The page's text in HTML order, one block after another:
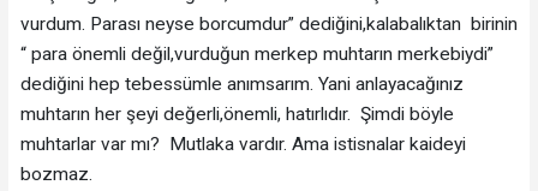
vurdum. Parası neyse borcumdur” dediğini,kalabalıktan birinin
“ para önemli değil,vurduğun merkep muhtarın merkebiydi”
dediğini hep tebessümle anımsarım. Yani anlayacağınız
muhtarın her şeyi değerli,önemli, hatırlıdır. Şimdi böyle
muhtarlar var mı? Mutlaka vardır. Ama istisnalar kaideyi
bozmaz.